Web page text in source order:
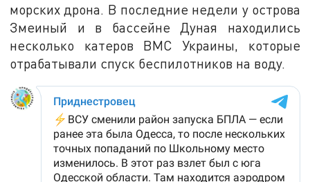
морских дрона. В последние недели у острова
Змеиный и в бассейне Дуная находились
несколько катеров ВМС Украины, которые
отрабатывали спуск беспилотников на воду.